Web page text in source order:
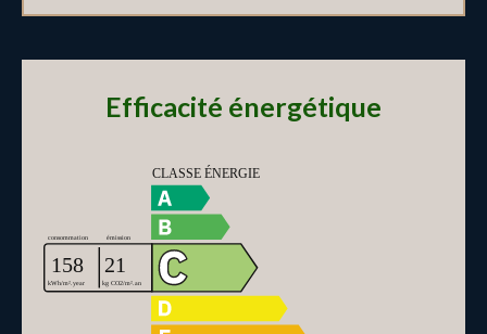
Efficacité énergétique